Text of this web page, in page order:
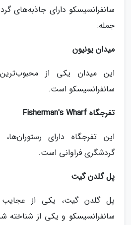
سانفرانسیسکو دارای جاذبه‌های
جمله:
میدان یونیون
این میدان یکی از
سانفرانسیسکو است.
تفرجگاه Fisherman's Wharf
این تفرجگاه دارای
گردشگری فراوانی است.
پل گلدن گیت
پل گلدن گیت، یکی از عجایب
سانفرانسیسکو و یکی از